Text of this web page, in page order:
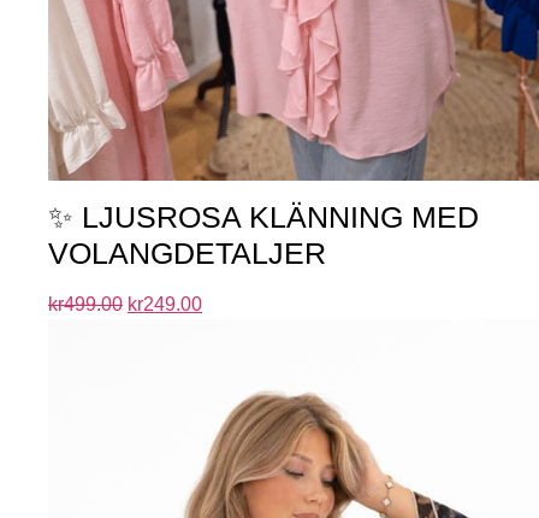
✨ LJUSROSA KLÄNNING MED
VOLANGDETALJER
kr499.00 kr249.00